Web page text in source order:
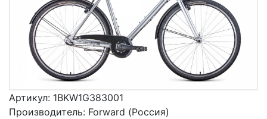
Артикул: 1BKW1G383001
Производитель: Forward (Россия)